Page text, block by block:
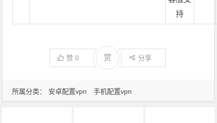
所属分类： 安卓配置vpn 手机配置vpn
持
赞0 赏 分享